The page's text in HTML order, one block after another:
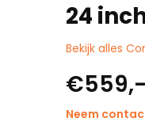
24
Bekijk alles
€559,-
Neem